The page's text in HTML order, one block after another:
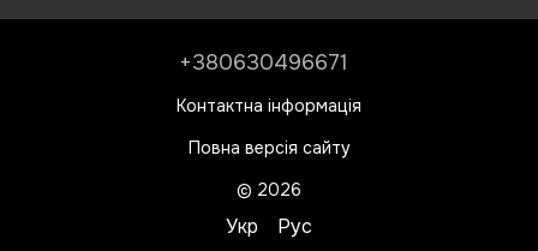
+380630496671
Контактна інформація
Повна версія сайту
© 2026
Укр Рус